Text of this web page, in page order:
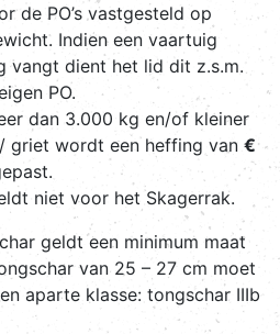
de PO’s vastgesteld op
Indien een vaartuig
vangt dient het lid dit z.s.m.
PO.
dan 3.000 kg en/of kleiner
griet wordt een heffing van €
niet voor het Skagerrak.
geldt een minimum maat
van 25 – 27 cm moet
aparte klasse: tongschar IIIb